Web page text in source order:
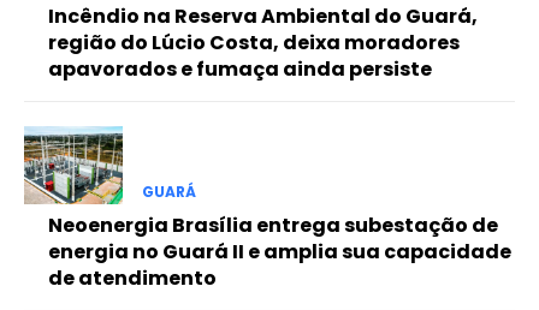
Included for free:
Etiam est nibh, lobortis sit
Ut mollis pellentesque tortor
Nullam eu erat condimentum
Donec quis est ac felis
Orci varius natoque dolor
Incêndio na Reserva Ambiental do Guará,
região do Lúcio Costa, deixa moradores
apavorados e fumaça ainda persiste
GUARÁ
Neoenergia Brasília entrega subestação de
energia no Guará II e amplia sua capacidade
de atendimento